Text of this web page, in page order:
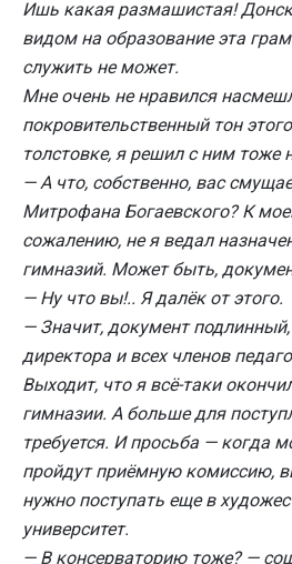
Ишь какая размашистая!
видом на образование эта
служить не может.
Мне очень не нравился
покровительственный тон
толстовке, я решил с ним тоже
— А что, собственно, вас
Митрофана Богаевского? К
сожалению, не я ведал
гимназий. Может быть,
— Ну что вы!.. Я далёк от этого.
— Значит, документ
директора и всех членов
Выходит, что я всё-таки
гимназии. А больше для
требуется. И просьба — когда
пройдут приёмную комиссию,
нужно поступать еще в
университет.
— В консерваторию тоже? —